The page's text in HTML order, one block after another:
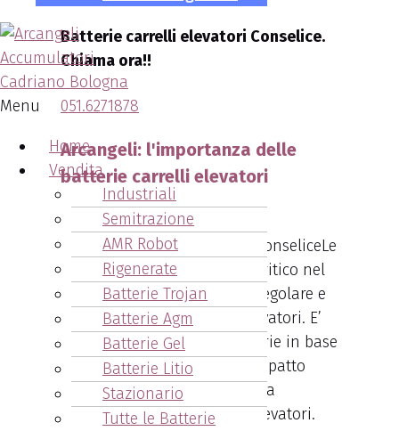
Menu
Home
Vendita
Industriali
Semitrazione
AMR Robot
Rigenerate
Batterie Trojan
Batterie Agm
Batterie Gel
Batterie Litio
Stazionario
Tutte le Batterie
Batterie carrelli elevatori Conselice.
Chiama ora!!
051.6271878
Arcangeli: l'importanza delle
batterie carrelli elevatori
Conselice
Le
batterie svolgono un ruolo critico nel
garantire il funzionamento regolare e
senza intoppi dei carrelli elevatori. E’
importante scegliere le batterie in base
alla loro qualità ed al loro impatto
sulla produttività e l’efficienza
dell’intera flotta di carrelli elevatori.